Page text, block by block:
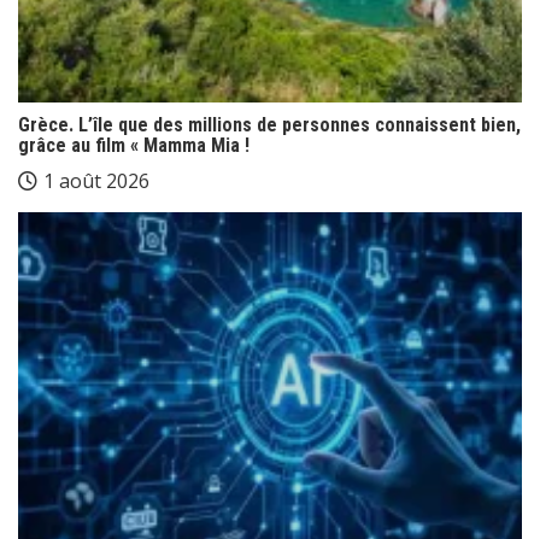
Grèce. L’île que des millions de personnes connaissent bien,
grâce au film « Mamma Mia !
1 août 2026